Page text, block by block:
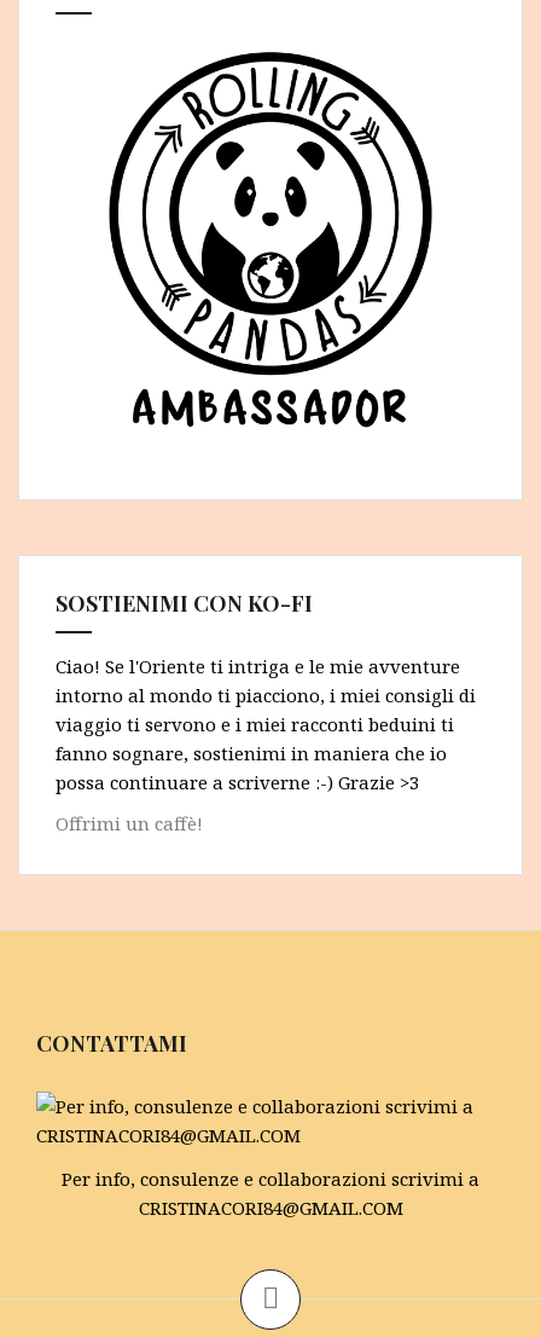
SOSTIENIMI CON KO-FI
Ciao! Se l'Oriente ti intriga e le mie avventure
intorno al mondo ti piacciono, i miei consigli di
viaggio ti servono e i miei racconti beduini ti
fanno sognare, sostienimi in maniera che io
possa continuare a scriverne :-) Grazie >3
Offrimi un caffè!
CONTATTAMI
Per info, consulenze e collaborazioni scrivimi a
CRISTINACORI84@GMAIL.COM